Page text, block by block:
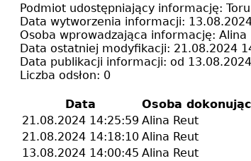
Podmiot udostępniający informację:
Data wytworzenia informacji:
Osoba wprowadzająca informację: Alina
Data ostatniej modyfikacji: 21.08.2024
Data publikacji informacji: od
Liczba odsłon: 0
Data Osoba
21.08.2024 14:25:59 Alina Reut
21.08.2024 14:18:10 Alina Reut
13.08.2024 14:00:45 Alina Reut